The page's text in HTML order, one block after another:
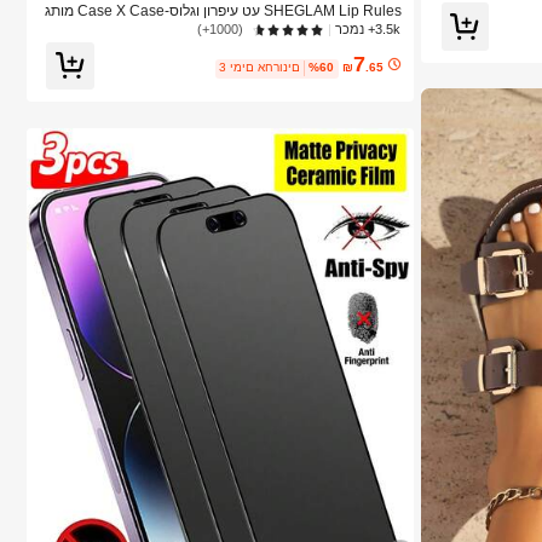
SHEGLAM Lip Rules עט עיפרון וגלוס-Case X Case מותג
יופי קוסמטיקה איפור לנשים ולנערות
3.5k+ נמכר (1000+)
₪7 .65
%60 3 ימים אחרונים